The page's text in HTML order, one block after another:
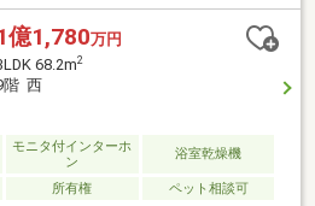
現■ペット飼育可能(細則有)で愛情あ
ンシェルジュサービスやキッズルー
充実、豊かなライフスタイル！■ウ
ゼット・納戸収納でお部屋が広々使
ター付きインターホンで防犯面も安
の安心感。管理体制も充実した大規
！ご内見にあたるご要望等ございま
併せてお申し付けください◎お問い
1160】 まで♪
億1,780万円
68.2m2
階 西
モニタ付インターホ
ン
浴室乾燥機
所有権 ペット相談可